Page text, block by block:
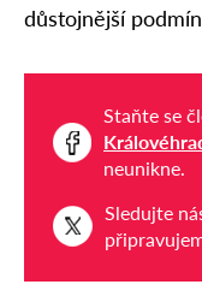
důstojnější
Staňte se
neunikne.
Sledujte